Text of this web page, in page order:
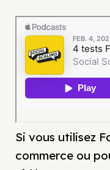
Si vous utilisez
commerce ou